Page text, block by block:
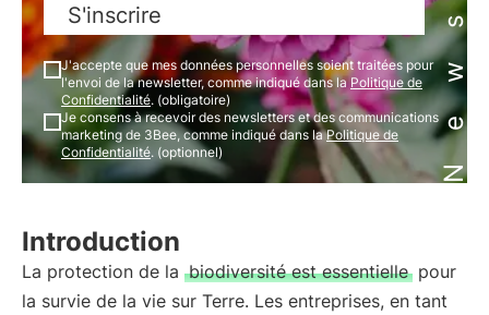
S'inscrire
J'accepte que mes données personnelles soient traitées pour
l'envoi de la newsletter, comme indiqué dans laPolitique de
Confidentialité. (obligatoire)
Je consens à recevoir des newsletters et des communications
marketing de 3Bee, comme indiqué dans laPolitique de
Confidentialité. (optionnel)
Introduction
La protection de la biodiversité est essentielle pour
la survie de la vie sur Terre. Les entreprises, en tant